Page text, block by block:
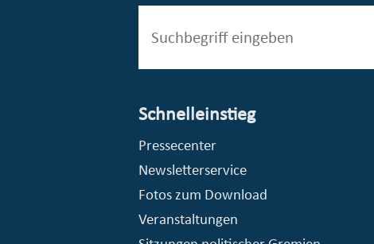
Schnelleinstieg
Pressecenter
Newsletterservice
Fotos zum Download
Veranstaltungen
© Stadt Essen, Presse- und Kommunikationsamt